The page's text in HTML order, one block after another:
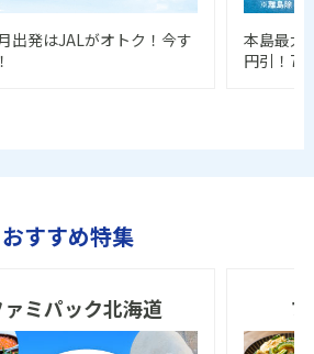
イクーポンは先着上限数に達した時点で
りますのでご注意ください。
は、ご利用いただけなくなりますのでご
ポンについては一切責任を負いません。
きません。
外となります。
出発はJALがオトク！今す
本島最大
円引！7/
おすすめ特集
ァミパック北海道